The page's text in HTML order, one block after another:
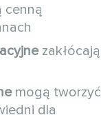
cenną
zakłócają
mogą tworzyć
dla